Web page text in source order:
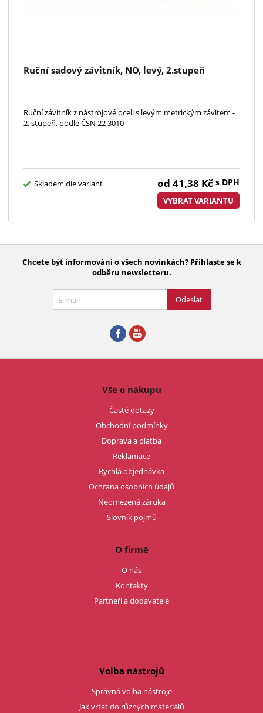
Ruční sadový závitník, NO, levý, 2.stupeň
Ruční závitník z nástrojové oceli s levým metrickým závitem -
2. stupeň, podle ČSN 22 3010
Skladem dle variant od 41,38 Kč s DPH
VYBRAT VARIANTU
Chcete být informováni o všech novinkách? Přihlaste se k
odběru newsletteru.
Odeslat
Vše o nákupu
Časté dotazy
Obchodní podmínky
Doprava a platba
Reklamace
Rychlá objednávka
Ochrana osobních údajů
Neomezená záruka
Slovník pojmů
O firmě
O nás
Kontakty
Partneři a dodavatelé
Volba nástrojů
Správná volba nástroje
Jak vrtat do různých materiálů